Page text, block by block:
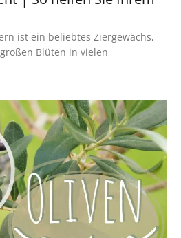
ist ein beliebtes Ziergewächs,
Blüten in vielen